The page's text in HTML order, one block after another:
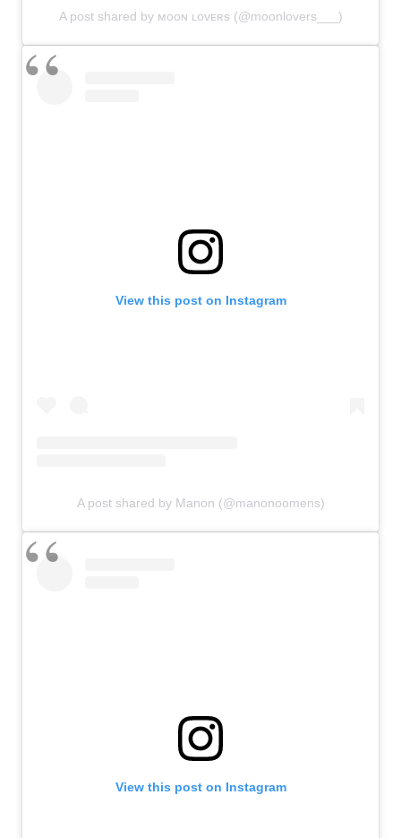
A post shared by ᴍᴏᴏɴ ʟᴏᴠᴇʀs (@moonlovers___)
View this post on Instagram
A post shared by Manon (@manonoomens)
View this post on Instagram